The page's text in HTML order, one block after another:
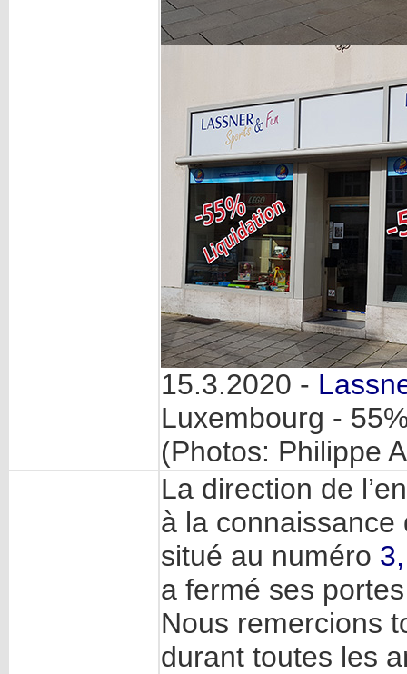
15.3.2020 -
Luxembourg -
(Photos: Philippe
La direction de
à la
situé au numéro
a fermé ses
Nous remercions
durant toutes les